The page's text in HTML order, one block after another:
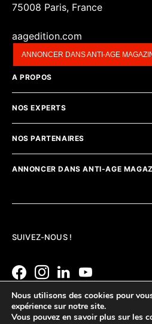
75008 Paris, France
aagedition.com
ANNONCER DANS ANTI-AGE
A PROPOS
NOS EXPERTS
NOS PARTENAIRES
ANNONCER DANS ANTI-AGE
SUIVEZ-NOUS !
Nous utilisons des cookies pour
expérience sur notre site.
Vous pouvez en savoir plus sur les